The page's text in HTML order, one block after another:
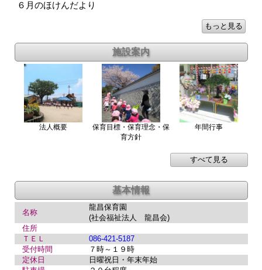
６月のほけんだより
法人概要
保育目標・保育理念・保
育方針
年間行事
名称
龍昌保育園
(社会福祉法人 龍昌会)
住所
ＴＥＬ
086-421-5187
受付時間
７時～１９時
定休日
日曜祝日・年末年始